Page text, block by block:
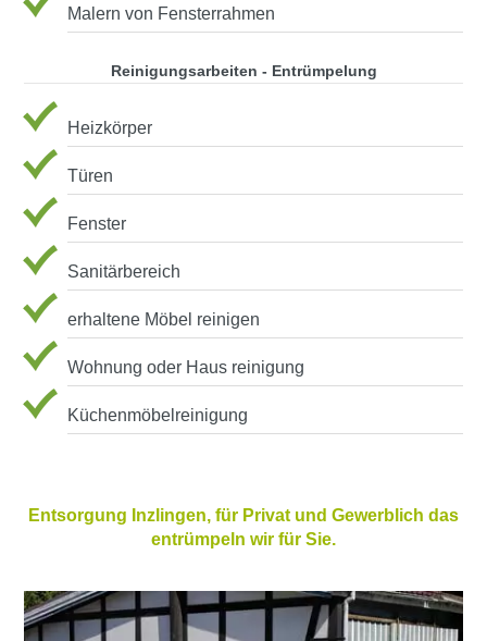
Malern von Fensterrahmen
Reinigungsarbeiten - Entrümpelung
Heizkörper
Türen
Fenster
Sanitärbereich
erhaltene Möbel reinigen
Wohnung oder Haus reinigung
Küchenmöbelreinigung
Entsorgung Inzlingen, für Privat und Gewerblich das
entrümpeln wir für Sie.